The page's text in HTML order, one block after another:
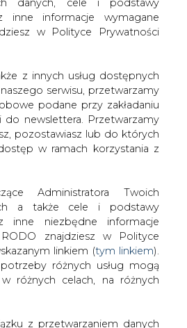
z innych usług dostępnych
serwisu, przetwarzamy
podane przy zakładaniu
pozostawiasz lub do których
w ramach korzystania z
Administratora Twoich
a także cele i podstawy
inne niezbędne informacje
linkiem (tym linkiem).
różnych usług mogą
różnych celach, na różnych
z przetwarzaniem danych
Ci szereg gwarancji i praw,
prawo do odwołania zgody
GAZU / Gaz-System zakończył
drukuj
skomentuj
udostępnij:
konsultacje